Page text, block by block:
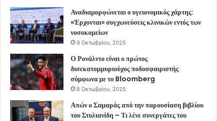
Αναδιαμορφώνεται ο υγειονομικός χάρτης:
«Έρχονται» συγχωνεύσεις κλινικών εντός των
νοσοκομείων
9 Οκτωβρίου, 2025
Ο Ρονάλντο είναι ο πρώτος
δισεκατομμυριούχος ποδοσφαιριστής
σύμφωνα με το Bloomberg
8 Οκτωβρίου, 2025
Απών ο Σαμαράς από την παρουσίαση βιβλίου
του Στυλιανίδη – Τι λένε συνεργάτες του